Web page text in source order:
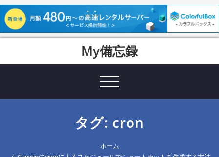
content
My備忘録
Toggle
タグ: cron
ホーム